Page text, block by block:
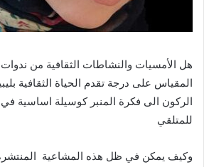
هل الأمسيات والنشاطات الثقافية من ندوات
المقياس على درجة تقدم الحياة الثقافية
الركون الى فكرة المنبر كوسيلة اساسية في
للمتلقي
وكيف يمكن في ظل هذه المشاعية